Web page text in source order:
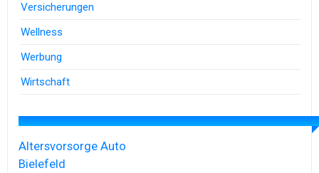
Versicherungen
Wellness
Werbung
Wirtschaft
Altersvorsorge Auto
Bielefeld